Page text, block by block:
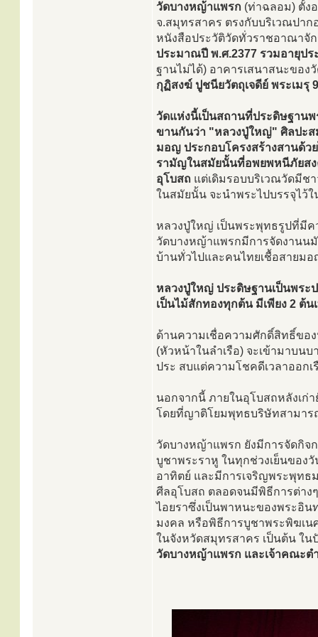
วัดบางหญ้าแพรก (ท่าฉลอม) ตั้ง
จ.สมุทรสาคร ตรงกับบริเวณปา
หนังสือประวัติวัดทั่วราชอาณาจั
ประมาณปี พ.ศ.2377 รวมอายุป
ฐานไม่ได้) อาคารเสนาสนะของ
กุฏิสงฆ์ ปูชนียวัตถุเจดีย์ พระเม
วัดแห่งนี้เป็นสถานที่ประดิษฐาน
ขานกันว่า "หลวงปู่ใหญ่" ศิลปะส
มอญ ประกอบโครงสร้างสานด้ว
รามัญในสมัยนั้นที่อพยพหนีภัยสง
อุโบสถ แต่เดิมรอบบริเวณวัดมี
ในสมัยนั้น จะนำพระไปบรรจุไว้
หลวงปู่ใหญ่ เป็นพระพุทธรูปที่มี
วัดบางหญ้าแพรกมีการจัดงานน
บ้านทั่วไปและคนไทยเชื้อสายม
หลวงปู่ใหญ่ ประดิษฐานเป็นพระ
เป็นไม้สักทองทุกต้น มีเพียง 2 ต้
ด้านความเชื่อความศักดิ์สิทธิ์ขอ
(หัวหน้าในลำเรือ) จะเข้ามาบ
ประ สบแต่ความโชคดีเวลาออก
นอกจากนี้ ภายในอุโบสถหลังเก่
โดยที่ญาติโยมพุทธบริษัทสามาร
วัดบางหญ้าแพรก ยังมีการจัดกิจ
บูชาพระราหู ในทุกช่วงเย็นของ
อาทิตย์ และมีการเจริญพระพุทธ
ศีลอุโบสถ ตลอดจนมีพิธีการต่าง
ไอยราซึ่งเป็นพาหนะของพระอิน
มงคล หรือพิธีการบูชาพระพิฆเน
ในจังหวัดสมุทรสาคร เป็นต้น ใ
วัดบางหญ้าแพรก และเจ้าคณะต